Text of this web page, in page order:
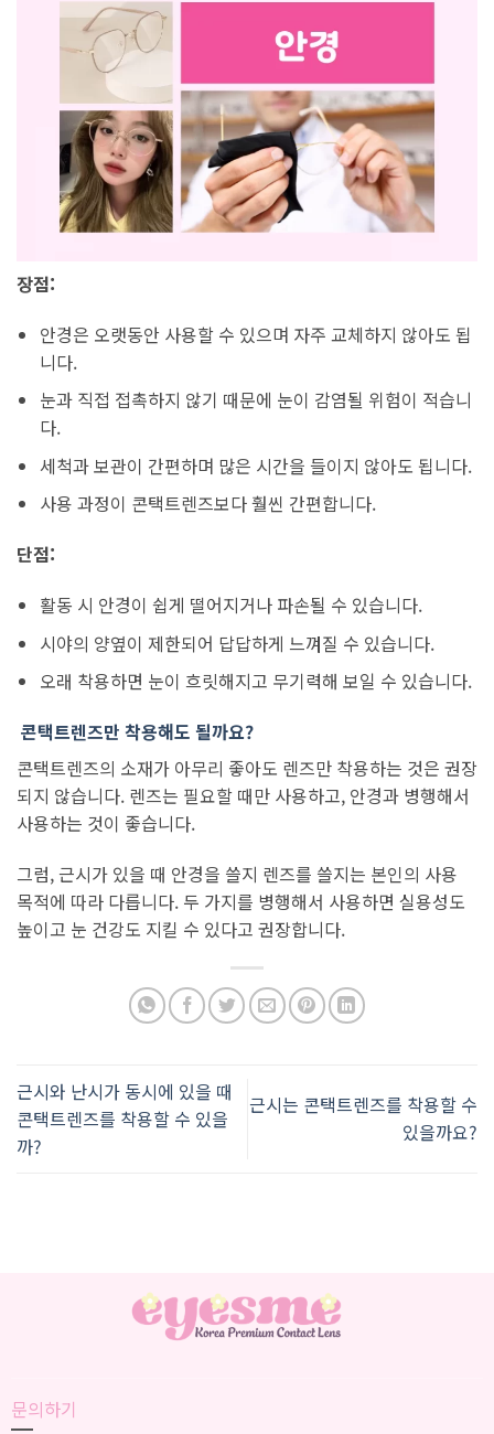
장점:
안경은 오랫동안 사용할 수 있으며 자주 교체하지 않아도 됩
니다.
눈과 직접 접촉하지 않기 때문에 눈이 감염될 위험이 적습니
다.
세척과 보관이 간편하며 많은 시간을 들이지 않아도 됩니다.
사용 과정이 콘택트렌즈보다 훨씬 간편합니다.
단점:
활동 시 안경이 쉽게 떨어지거나 파손될 수 있습니다.
시야의 양옆이 제한되어 답답하게 느껴질 수 있습니다.
오래 착용하면 눈이 흐릿해지고 무기력해 보일 수 있습니다.
콘택트렌즈만 착용해도 될까요?
콘택트렌즈의 소재가 아무리 좋아도 렌즈만 착용하는 것은 권장
되지 않습니다. 렌즈는 필요할 때만 사용하고, 안경과 병행해서
사용하는 것이 좋습니다.
그럼, 근시가 있을 때 안경을 쓸지 렌즈를 쓸지는 본인의 사용
목적에 따라 다릅니다. 두 가지를 병행해서 사용하면 실용성도
높이고 눈 건강도 지킬 수 있다고 권장합니다.
근시와 난시가 동시에 있을 때
콘택트렌즈를 착용할 수 있을
까?
근시는 콘택트렌즈를 착용할 수
있을까요?
문의하기